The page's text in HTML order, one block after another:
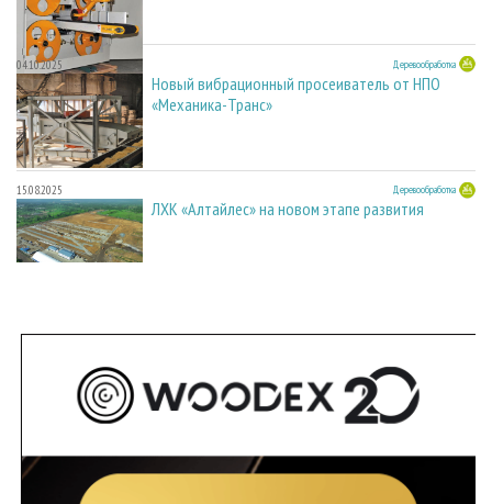
04.10.2025 Деревообработка
Новый вибрационный просеиватель от НПО
«Механика-Транс»
15.08.2025 Деревообработка
ЛХК «Алтайлес» на новом этапе развития